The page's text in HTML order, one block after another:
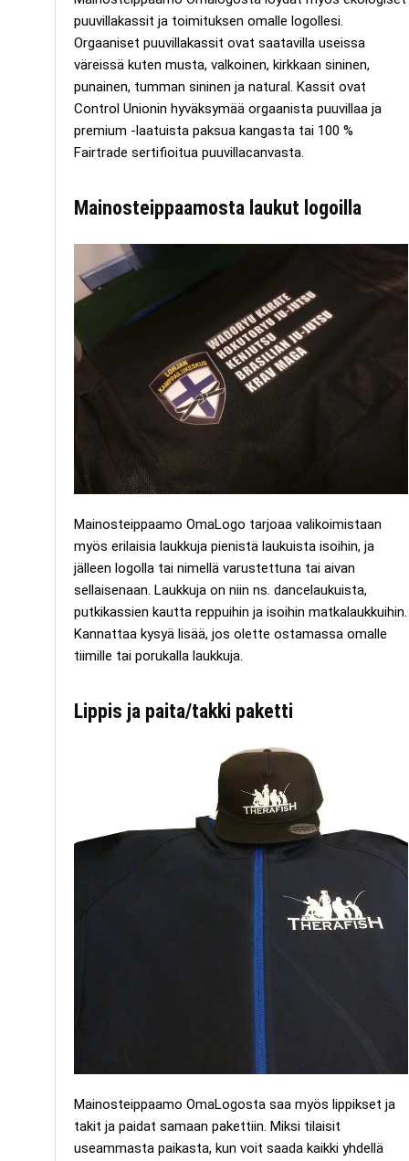
puuvillakassit ja toimituksen omalle logollesi.
Orgaaniset puuvillakassit ovat saatavilla useissa
väreissä kuten musta, valkoinen, kirkkaan sininen,
punainen, tumman sininen ja natural. Kassit ovat
Control Unionin hyväksymää orgaanista puuvillaa ja
premium -laatuista paksua kangasta tai 100 %
Fairtrade sertifioitua puuvillacanvasta.
Mainosteippaamosta laukut logoilla
Mainosteippaamo OmaLogo tarjoaa valikoimistaan
myös erilaisia laukkuja pienistä laukuista isoihin, ja
jälleen logolla tai nimellä varustettuna tai aivan
sellaisenaan. Laukkuja on niin ns. dancelaukuista,
putkikassien kautta reppuihin ja isoihin matkalaukkuihin.
Kannattaa kysyä lisää, jos olette ostamassa omalle
tiimille tai porukalla laukkuja.
Lippis ja paita/takki paketti
Mainosteippaamo OmaLogosta saa myös lippikset ja
takit ja paidat samaan pakettiin. Miksi tilaisit
useammasta paikasta, kun voit saada kaikki yhdellä